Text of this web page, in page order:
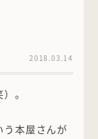
2018.03.14
。
う本屋さんが